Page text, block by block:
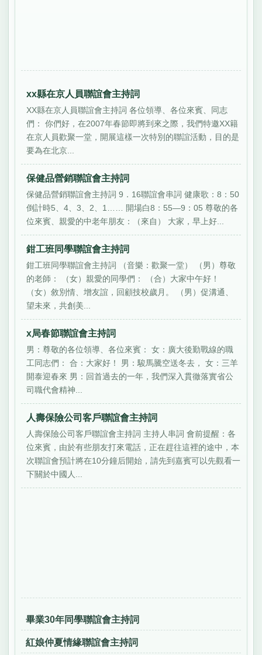
xx縣在京人員聯誼會主持詞
XX縣在京人員聯誼會主持詞 各位領導、各位來賓、同志
們： 你們好，在2007年春節即將到來之際，我們特邀XX籍
在京人員歡聚一堂，開展這樣一次特別的聯誼活動，目的是
要為在北京...
保健品營銷聯誼會主持詞
保健品營銷聯誼會主持詞 9．16聯誼會串詞 健康歌：8：50
倒計時5、4、3、2、1…… 開場白8：55—9：05 尊敬的各
位來賓、親愛的中老年朋友：（來自） 大家，早上好...
鉗工班同學聯誼會主持詞
鉗工班同學聯誼會主持詞 （音樂：歡聚一堂） （男）尊敬
的老師： （女）親愛的同學們： （合）大家中午好！
（女）敘別情、增友誼，回顧技校歲月。 （男）促溝通、
望未來，共創美...
x局春節聯誼會主持詞
男：尊敬的各位領導、各位來賓： 女：廣大後勤戰線的職
工同志們： 合：大家好！ 男：駿馬騰空送冬去， 女：三羊
開泰迎春來 男：回首過去的一年，我們深入貫徹落實省公
司職代會精神...
人壽保險公司客戶聯誼會主持詞
人壽保險公司客戶聯誼會主持詞 主持人串詞 會前提醒：各
位來賓，由於有些朋友打來電話，正在趕往這裡的途中，本
次聯誼會預計將在10分鐘后開始，請先到嘉賓可以先觀看一
下關於中國人...
畢業30年同學聯誼會主持詞
紅娘仲夏情緣聯誼會主持詞